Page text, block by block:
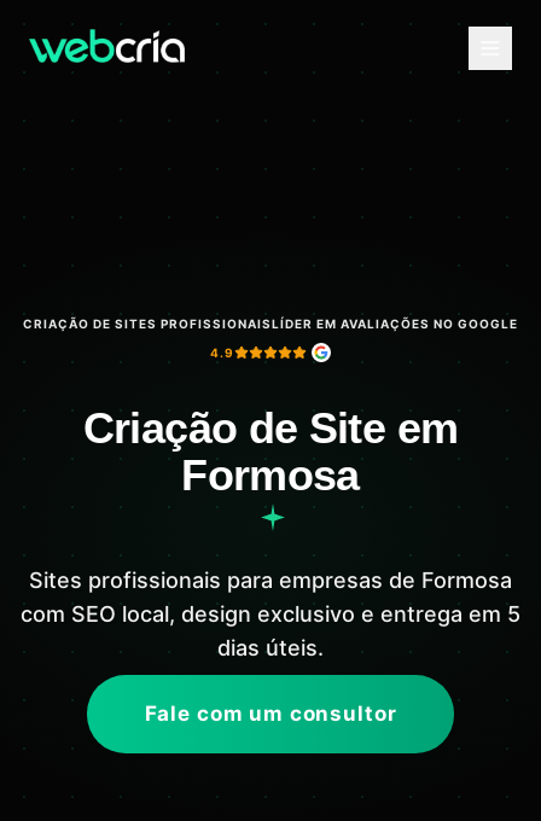
CRIAÇÃO DE SITES PROFISSIONAISLÍDER EM AVALIAÇÕES NO GOOGLE
4.9
Criação de Site em
Formosa
Sites profissionais para empresas de Formosa
com SEO local, design exclusivo e entrega em 5
dias úteis.
Fale com um consultor